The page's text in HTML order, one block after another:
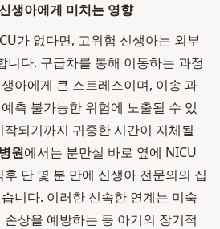
생아에게 미치는 영향
가 없다면, 고위험 신생아는 외부
니다. 구급차를 통해 이동하는 과정
아에게 큰 스트레스이며, 이송 과
측 불가능한 위험에 노출될 수 있
되기까지 귀중한 시간이 지체될
원에서는 분만실 바로 옆에 NICU
단 몇 분 만에 신생아 전문의의 집
니다. 이러한 신속한 연계는 미숙
상을 예방하는 등 아기의 장기적